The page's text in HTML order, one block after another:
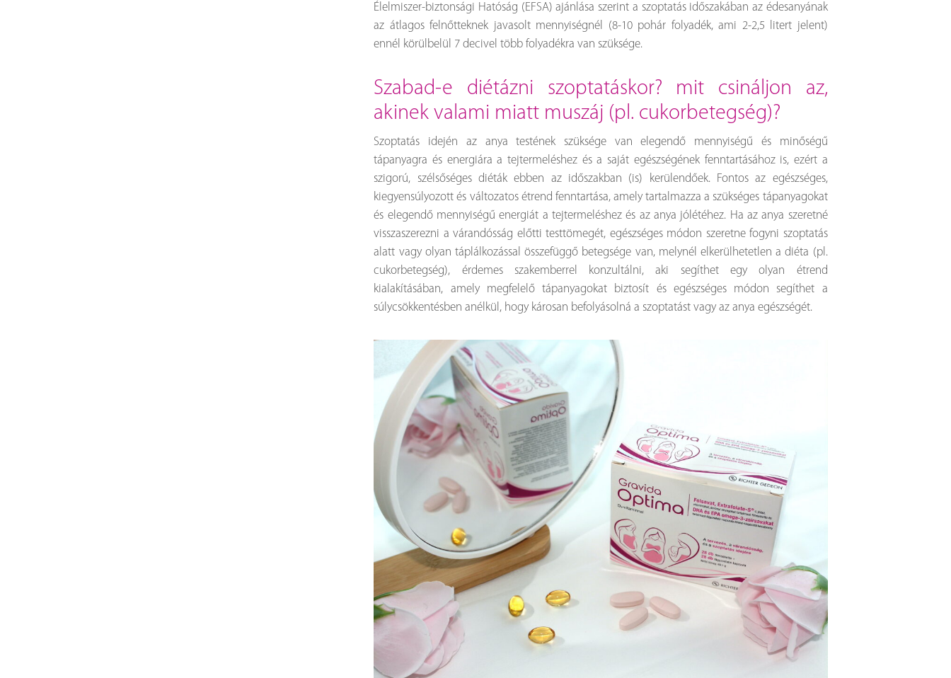
Élelmiszer-biztonsági Hatóság (EFSA) ajánlása szerint a szoptatás időszakában az édesanyának
az átlagos felnőtteknek javasolt mennyiségnél (8-10 pohár folyadék, ami 2-2,5 litert jelent)
ennél körülbelül 7 decivel több folyadékra van szüksége.
szabad-e diétázni szoptatáskor? mit csináljon az,
akinek valami miatt muszáj (pl. cukorbetegség)?
Szoptatás idején az anya testének szüksége van elegendő mennyiségű és minőségű
tápanyagra és energiára a tejtermeléshez és a saját egészségének fenntartásához is, ezért a
szigorú, szélsőséges diéták ebben az időszakban (is) kerülendőek. Fontos az egészséges,
kiegyensúlyozott és változatos étrend fenntartása, amely tartalmazza a szükséges tápanyagokat
és elegendő mennyiségű energiát a tejtermeléshez és az anya jólétéhez. Ha az anya szeretné
visszaszerezni a várandósság előtti testtömegét, egészséges módon szeretne fogyni szoptatás
alatt vagy olyan táplálkozással összefüggő betegsége van, melynél elkerülhetetlen a diéta (pl.
cukorbetegség), érdemes szakemberrel konzultálni, aki segíthet egy olyan étrend
kialakításában, amely megfelelő tápanyagokat biztosít és egészséges módon segíthet a
súlycsökkentésben anélkül, hogy károsan befolyásolná a szoptatást vagy az anya egészségét.